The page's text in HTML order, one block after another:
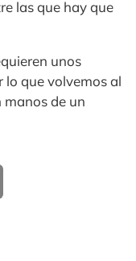
las que hay que
unos
lo que volvemos al
manos de un